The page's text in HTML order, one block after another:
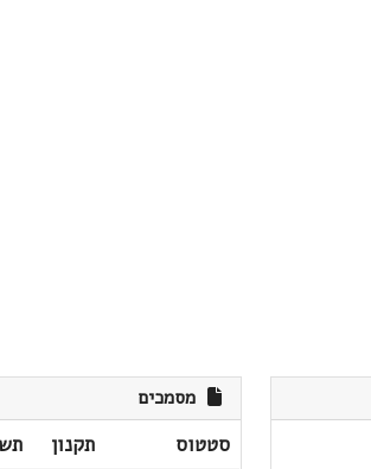
מסמכים
סטטוס תקנון